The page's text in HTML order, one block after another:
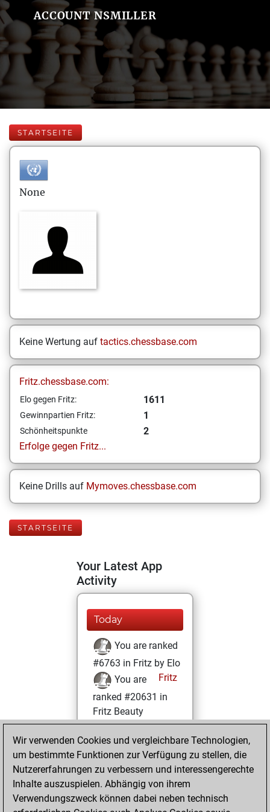
ACCOUNT NSMILLER
STARTSEITE
None
Keine Wertung auf tactics.chessbase.com
Fritz.chessbase.com:
Elo gegen Fritz: 1611
Gewinnpartien Fritz: 1
Schönheitspunkte
2
Erfolge gegen Fritz...
Keine Drills auf Mymoves.chessbase.com
STARTSEITE
Your Latest App
Activity
Today
You are ranked
#6763 in Fritz by Elo
Fritz
You are
ranked #20631 in
Fritz Beauty
Donnerstag,
Februar 11, 2021
You won
against Fritz
Fritz
Wir verwenden Cookies und vergleichbare Technologien,
um bestimmte Funktionen zur Verfügung zu stellen, die
Nutzererfahrungen zu verbessern und interessengerechte
Inhalte auszuspielen. Abhängig von ihrem
Verwendungszweck können dabei neben technisch